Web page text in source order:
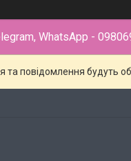
WhatsApp -
та повідомлення будуть